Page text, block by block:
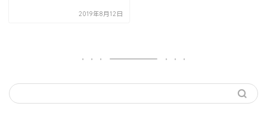
2019年8月12日